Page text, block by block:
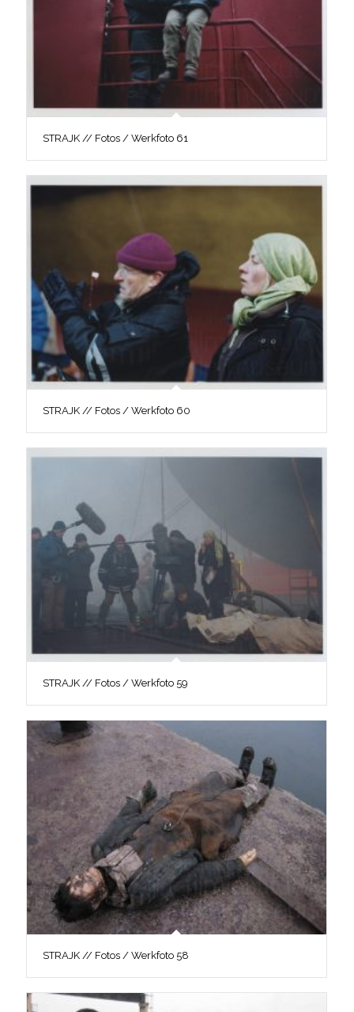
STRAJK // Fotos / Werkfoto 61
STRAJK // Fotos / Werkfoto 60
STRAJK // Fotos / Werkfoto 59
STRAJK // Fotos / Werkfoto 58